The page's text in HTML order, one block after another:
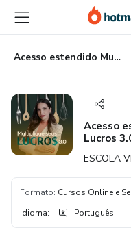
para
conteúdo
principal
para
pagamento
para
rodapé
Acesso estendido Multiplique seus Lucros 3.0 por mais 3 meses de acesso
Acesso
Lucros
ESCOLA
Formato: Cursos Online e
Idioma: Português